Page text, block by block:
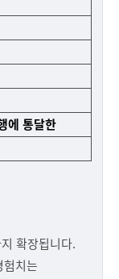
에 통달한
확장됩니다.
험치는